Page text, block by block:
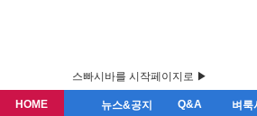
스빠시바를 시작페이지로 ▶
HOME 뉴스&공지 Q&A 벼룩